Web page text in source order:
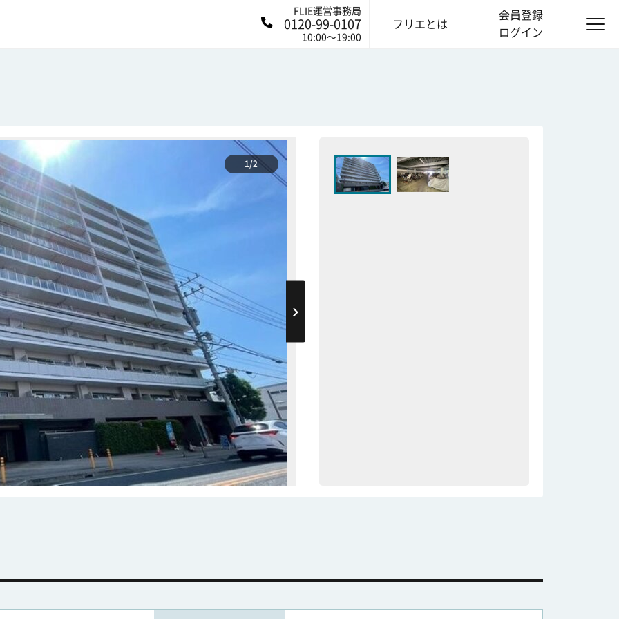
FLIE運営事務局
0120-99-0107
10:00〜19:00
フリエとは
会員登録
ログイン
1/2